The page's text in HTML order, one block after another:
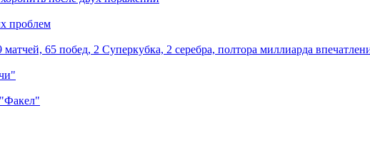
проблем
65 побед, 2 Суперкубка, 2 серебра, полтора миллиарда